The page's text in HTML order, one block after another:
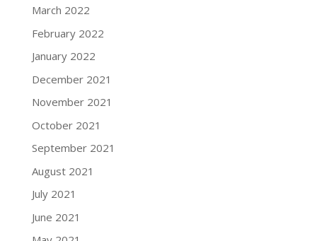
March 2022
February 2022
January 2022
December 2021
November 2021
October 2021
September 2021
August 2021
July 2021
June 2021